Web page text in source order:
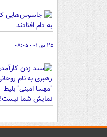
۲۵ دی ۰۱ - ۰۸:۰۵